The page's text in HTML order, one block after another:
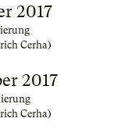
2017
Cerha)
2017
Cerha)